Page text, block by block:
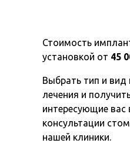
Стоимость
установкой от 45
Выбрать тип и вид
лечения и
интересующие
консультации
нашей клиники.